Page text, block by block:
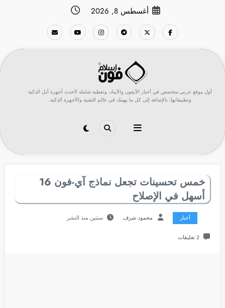
أغسطس 8, 2026
أول موقع عربي متخصص في أخبار الآيفون والآيباد، وتغطية شاملة لأحدث أجهزة أبل الذكية
وتطبيقاتها، بالإضافة إلى كل ما يهمك في عالم التقنية والأجهزة الذكية.
خمس تحسينات تجعل نماذج آي-فون 16
أسهل في الإصلاح
أخبار محمود شرف سنتين منذ النشر
2 تعليقات